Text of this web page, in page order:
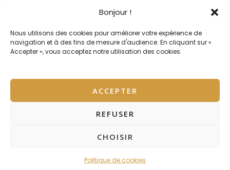
Bonjour !
Nous utilisons des cookies pour améliorer votre expérience de
navigation et à des fins de mesure d'audience. En cliquant sur «
Accepter », vous acceptez notre utilisation des cookies.
ACCEPTER
REFUSER
CHOISIR
Politique de cookies
Copyright © 2026 Mas Draioù de Travessò - Gîtes